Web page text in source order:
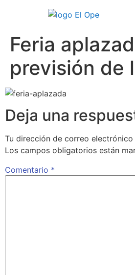
Feria
previsión de
Deja una
Tu dirección de correo
Los campos obligatorios están
Comentario *